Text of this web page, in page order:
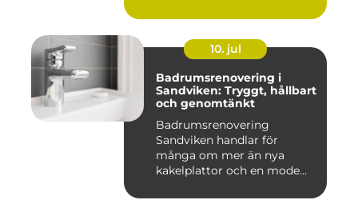
10. jul
Badrumsrenovering i
Sandviken: Tryggt, hållbart
och genomtänkt
Badrumsrenovering
Sandviken handlar för
många om mer än nya
kakelplattor och en mode...